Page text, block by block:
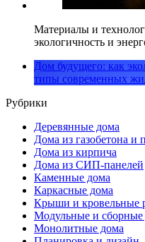
Материалы и
экологичность и
Дом будущего: как
типы современных
Рубрики
Деревянные дома
Дома из газобетона и
Дома из кирпича
Дома из СИП-панелей
Каменные дома
Каркасные дома
Крыши и кровельные
Модульные и сборные
Монолитные дома